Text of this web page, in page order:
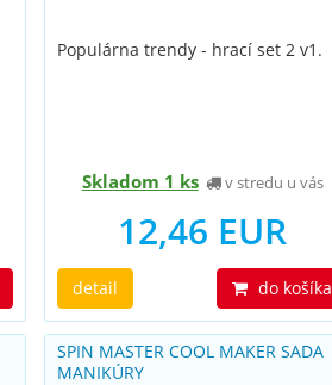
Populárna trendy - hrací set 2 v1.
Skladom 1 ks v stredu u vás
12,46 EUR
detail do košíka
SPIN MASTER COOL MAKER SADA
MANIKÚRY